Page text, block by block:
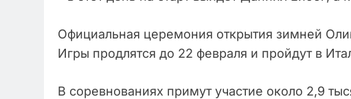
Официальная церемония открытия зимней
Игры продлятся до 22 февраля и пройдут в
В соревнованиях примут участие около 2,9